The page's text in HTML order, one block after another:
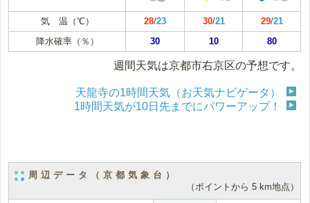
気 温（℃） 28/23 30/21 29/21
降水確率（％）
30 10 80
週間天気は京都市右京区の予想です。
天龍寺の1時間天気（お天気ナビゲータ）
1時間天気が10日先までにパワーアップ！
周辺データ（京都気象台）
（ポイントから 5 km地点）